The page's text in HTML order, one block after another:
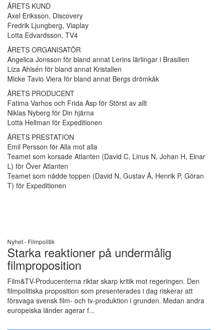
ÅRETS KUND
Axel Eriksson, Discovery
Fredrik Ljungberg, Viaplay
Lotta Edvardsson, TV4
ÅRETS ORGANISATÖR
Angelica Jonsson för bland annat Lerins lärlingar i Brasilien
Liza Ahlsén för bland annat Kristallen
Micke Tavio Viera för bland annat Bergs drömkåk
ÅRETS PRODUCENT
Fatima Varhos och Frida Asp för Störst av allt
Niklas Nyberg för Din hjärna
Lotta Hellman för Expeditionen
ÅRETS PRESTATION
Emil Persson för Alla mot alla
Teamet som korsade Atlanten (David C, Linus N, Johan H, Einar
L) för Över Atlanten
Teamet som nådde toppen (David N, Gustav Å, Henrik P, Göran
T) för Expeditionen
Nyhet - Filmpolitik
Starka reaktioner på undermålig
filmproposition
Film&TV-Producenterna riktar skarp kritik mot regeringen. Den
filmpolitiska proposition som presenterades i dag riskerar att
försvaga svensk film- och tv-produktion i grunden. Medan andra
europeiska länder agerar f...